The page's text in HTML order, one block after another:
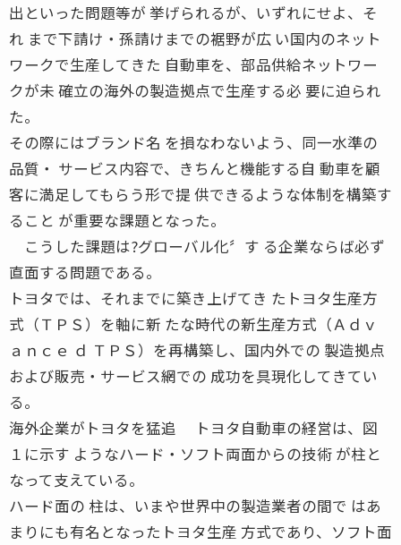
出といった問題等が 挙げられるが、いずれにせよ、そ
れ まで下請け・孫請けまでの裾野が広 い国内のネット
ワークで生産してきた 自動車を、部品供給ネットワー
クが未 確立の海外の製造拠点で生産する必 要に迫られ
た。
その際にはブランド名 を損なわないよう、同一水準の
品質・ サービス内容で、きちんと機能する自 動車を顧
客に満足してもらう形で提 供できるような体制を構築す
ること が重要な課題となった。
こうした課題は?グローバル化〞す る企業ならば必ず
直面する問題である。
トヨタでは、それまでに築き上げてき たトヨタ生産方
式（ＴＰＳ）を軸に新 たな時代の新生産方式（Ａｄｖ
ａｎｃｅ ｄ ＴＰＳ）を再構築し、国内外での 製造拠点
および販売・サービス網での 成功を具現化してきてい
る。
海外企業がトヨタを猛追 トヨタ自動車の経営は、図
１に示す ようなハード・ソフト両面からの技術 が柱と
なって支えている。
ハード面の 柱は、いまや世界中の製造業者の間で はあ
まりにも有名となったトヨタ生産 方式であり、ソフト面